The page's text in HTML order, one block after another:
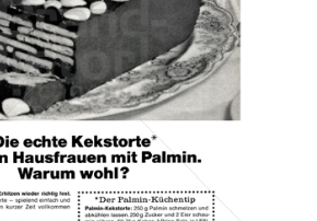
Peter Kölln KGaA 1966